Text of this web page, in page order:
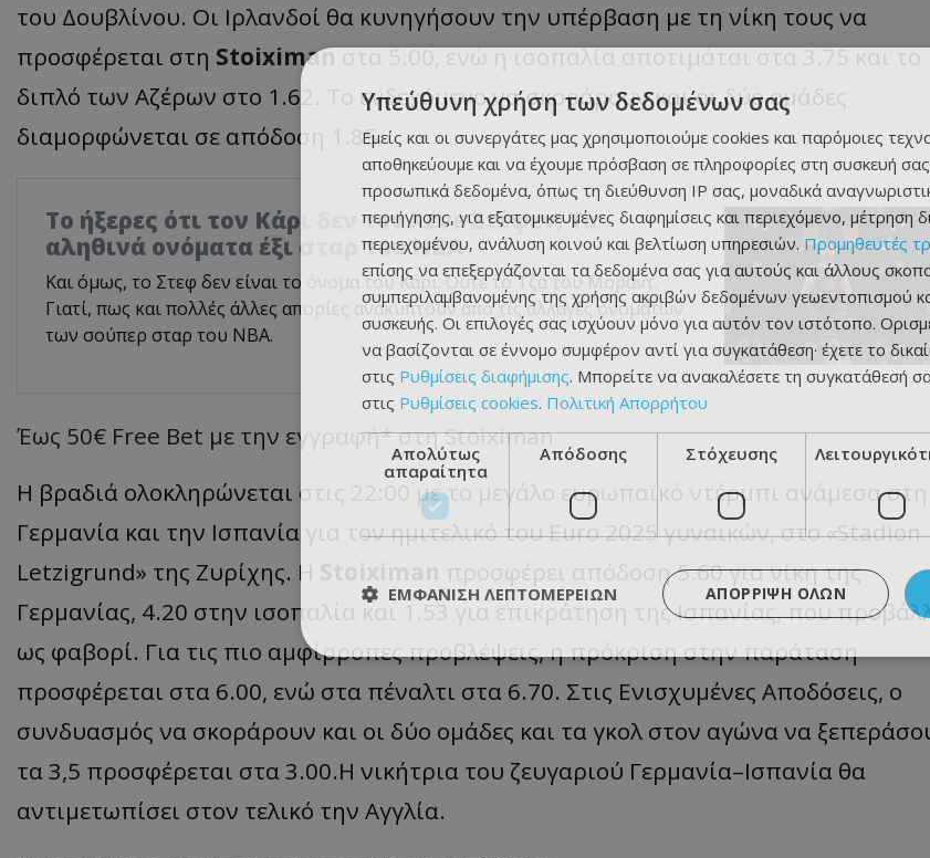
του Δουβλίνου. Οι Ιρλανδοί θα κυνηγήσουν την υπέρβαση με τη νίκη τους να
προσφέρεται στη Stoiximanστα 5.00, ενώ η ισοπαλία αποτιμάται στα 3.75 και το
διπλό των Αζέρων στο 1.62. Το ενδεχόμενο να σκοράρουν και οι δύο ομάδες
διαμορφώνεται σε απόδοση 1.85.
Το ήξερες ότι τον Κάρι δεν τον λένε Στέφεν; Τα
αληθινά ονόματα έξι σταρ του NBA
Και όμως, το Στεφ δεν είναι το όνομα του Κάρι. Ούτε το Τζα του Μοράντ.
Γιατί, πως και πολλές άλλες απορίες ανακύπτουν από τις αλλαγές ονομάτων
των σούπερ σταρ του NBA.
Έως 50€ Free Bet με την εγγραφή* στη Stoiximan
Η βραδιά ολοκληρώνεται στις 22:00 με το μεγάλο ευρωπαϊκό ντέρμπι ανάμεσα στη
Γερμανία και την Ισπανία για τον ημιτελικό του Euro 2025 γυναικών, στο «Stadion
Letzigrund» της Ζυρίχης. Η
προσφέρει απόδοση 5.60 για νίκη της
Γερμανίας, 4.20 στην ισοπαλία και 1.53 για επικράτηση της Ισπανίας, που
ως φαβορί. Για τις πιο αμφίρροπες προβλέψεις, η πρόκριση στην παράταση
προσφέρεται στα 6.00, ενώ στα πέναλτι στα 6.70. Στις Ενισχυμένες Αποδόσεις, ο
συνδυασμός να σκοράρουν και οι δύο ομάδες και τα γκολ στον αγώνα να
τα 3,5 προσφέρεται στα 3.00.Η νικήτρια του ζευγαριού Γερμανία–Ισπανία θα
αντιμετωπίσει στον τελικό την Αγγλία.
Υπεύθυνη χρήση των δεδομένων σας
Εμείς και οι συνεργάτες μας χρησιμοποιούμε cookies και παρόμοιες
αποθηκεύουμε και να έχουμε πρόσβαση σε πληροφορίες στη συσκευή
προσωπικά δεδομένα, όπως τη διεύθυνση IP σας, μοναδικά
περιήγησης, για εξατομικευμένες διαφημίσεις και περιεχόμενο, μέτρηση
περιεχομένου, ανάλυση κοινού και βελτίωση υπηρεσιών. Προμηθευτές
επίσης να επεξεργάζονται τα δεδομένα σας για αυτούς και άλλους
συμπεριλαμβανομένης της χρήσης ακριβών δεδομένων γεωεντοπισμού
συσκευής. Οι επιλογές σας ισχύουν μόνο για αυτόν τον ιστότοπο.
να βασίζονται σε έννομο συμφέρον αντί για συγκατάθεση· έχετε το
στις Ρυθμίσεις διαφήμισης. Μπορείτε να ανακαλέσετε τη συγκατάθεσή
στις Ρυθμίσεις cookies. Πολιτική Απορρήτου
Απολύτως
απαραίτητα
Απόδοσης Στόχευσης
ΑΠΌΡΡΙΨΗ ΌΛΩΝ
ΕΜΦΆΝΙΣΗ ΛΕΠΤΟΜΕΡΕΙΏΝ